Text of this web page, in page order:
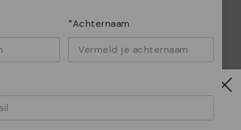
*Achternaam